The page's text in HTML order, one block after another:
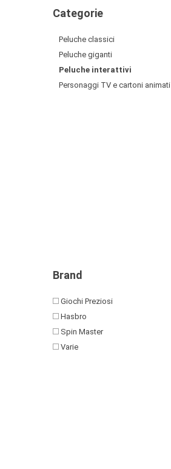
Categorie
Peluche classici
Peluche giganti
Peluche interattivi
Personaggi TV e cartoni animati
Brand
Giochi Preziosi
Hasbro
Spin Master
Varie